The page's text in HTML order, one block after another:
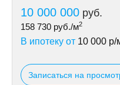
10 000 000 руб.
158 730 руб./м2
В ипотеку от 10 000 р/
Записаться на